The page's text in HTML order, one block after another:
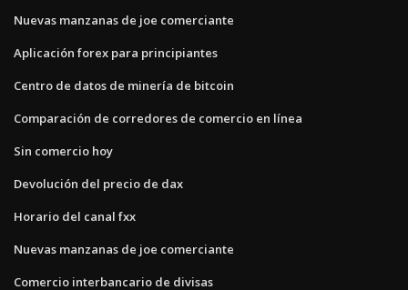
Nuevas manzanas de joe comerciante
Aplicación forex para principiantes
Centro de datos de minería de bitcoin
Comparación de corredores de comercio en línea
Sin comercio hoy
Devolución del precio de dax
Horario del canal fxx
Nuevas manzanas de joe comerciante
Comercio interbancario de divisas